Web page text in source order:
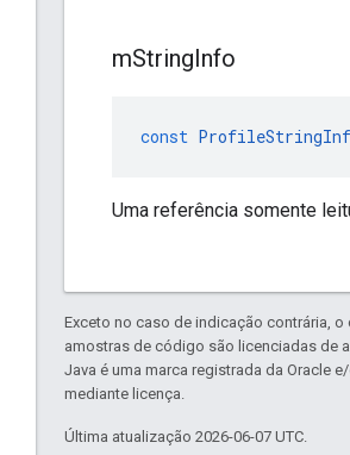
mStringInfo
const
Uma referência somente
Exceto no caso de indicação contrária,
amostras de código são licenciadas de
Java é uma marca registrada da Oracle
mediante licença.
Última atualização 2026-06-07 UTC.